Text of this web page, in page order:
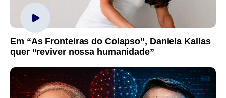
Em “As Fronteiras do Colapso”, Daniela Kallas
quer “reviver nossa humanidade”